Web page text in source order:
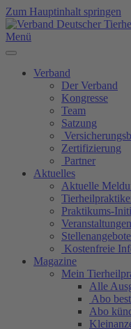
Zum Hauptinhalt springen
Menü
Verband
Der Verband
Kongresse
Team
Satzung
Zertifizierung
Partner
Aktuelles
Aktuelle
Praktikums-
Veranstaltungen
Stellenangebote
Kostenfreie
Magazine
Mein
Alle
Abo
Abo